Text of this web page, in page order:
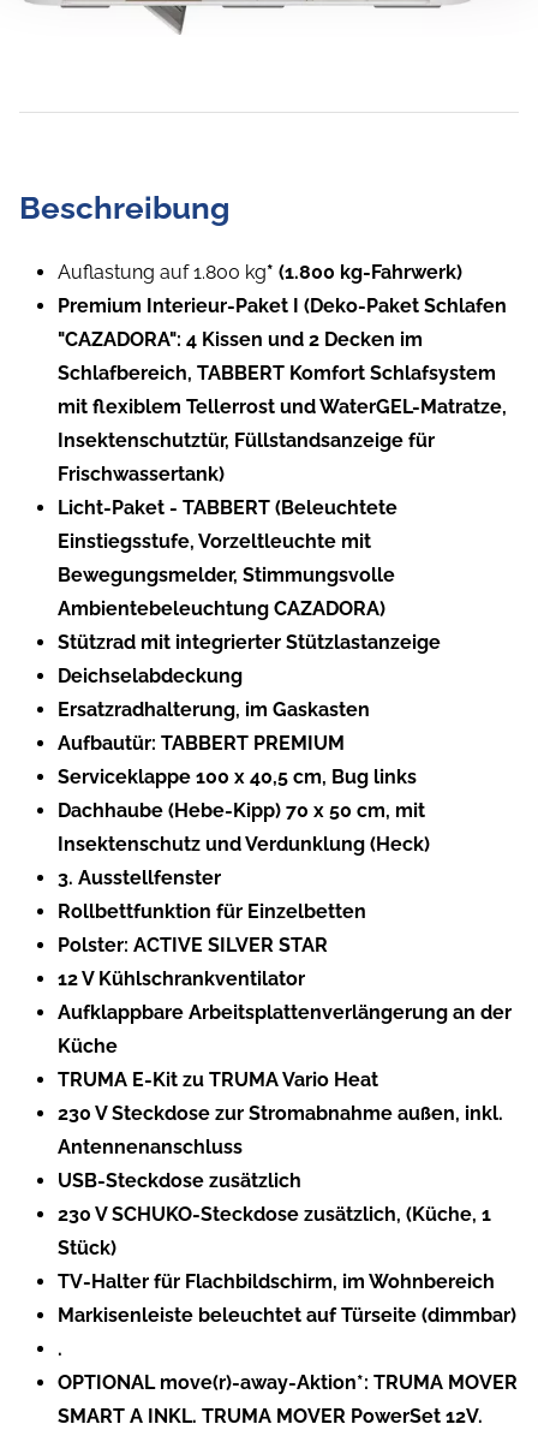
Beschreibung
Auflastung auf 1.800 kg* (1.800 kg-Fahrwerk)
Premium Interieur-Paket I (Deko-Paket Schlafen
"CAZADORA": 4 Kissen und 2 Decken im
Schlafbereich, TABBERT Komfort Schlafsystem
mit flexiblem Tellerrost und WaterGEL-Matratze,
Insektenschutztür, Füllstandsanzeige für
Frischwassertank)
Licht-Paket - TABBERT (Beleuchtete
Einstiegsstufe, Vorzeltleuchte mit
Bewegungsmelder, Stimmungsvolle
Ambientebeleuchtung CAZADORA)
Stützrad mit integrierter Stützlastanzeige
Deichselabdeckung
Ersatzradhalterung, im Gaskasten
Aufbautür: TABBERT PREMIUM
Serviceklappe 100 x 40,5 cm, Bug links
Dachhaube (Hebe-Kipp) 70 x 50 cm, mit
Insektenschutz und Verdunklung (Heck)
3. Ausstellfenster
Rollbettfunktion für Einzelbetten
Polster: ACTIVE SILVER STAR
12 V Kühlschrankventilator
Aufklappbare Arbeitsplattenverlängerung an der
Küche
TRUMA E-Kit zu TRUMA Vario Heat
230 V Steckdose zur Stromabnahme außen, inkl.
Antennenanschluss
USB-Steckdose zusätzlich
230 V SCHUKO-Steckdose zusätzlich, (Küche, 1
Stück)
TV-Halter für Flachbildschirm, im Wohnbereich
Markisenleiste beleuchtet auf Türseite (dimmbar)
.
OPTIONAL move(r)-away-Aktion*: TRUMA MOVER
SMART A INKL. TRUMA MOVER PowerSet 12V.